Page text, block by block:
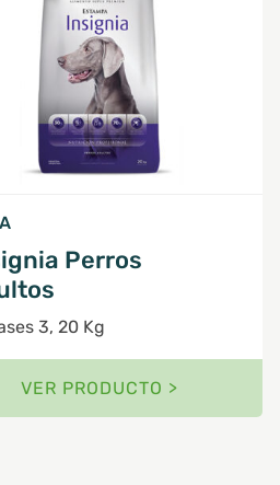
Perros
3, 20 Kg
VER PRODUCTO >